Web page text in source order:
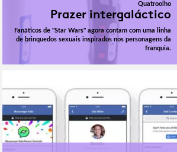
Quatroolho
Prazer intergaláctico
Fanáticos de "Star Wars" agora contam com uma linha
de brinquedos sexuais inspirados nos personagens da
franquia.